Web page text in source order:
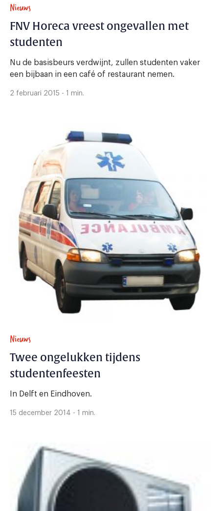
Nieuws
FNV Horeca vreest ongevallen met
studenten
Nu de basisbeurs verdwijnt, zullen studenten vaker
een bijbaan in een café of restaurant nemen.
2 februari 2015 - 1 min.
Nieuws
Twee ongelukken tijdens
studentenfeesten
In Delft en Eindhoven.
15 december 2014 - 1 min.